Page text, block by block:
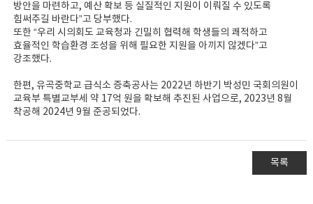
방안을 마련하고, 예산 확보 등 실질적인 지원이 이뤄질 수 있도록
힘써주길 바란다”고 당부했다.
또한 “우리 시의회도 교육청과 긴밀히 협력해 학생들의 쾌적하고
효율적인 학습환경 조성을 위해 필요한 지원을 아끼지 않겠다”고
강조했다.
한편, 유곡중학교 급식소 증축공사는 2022년 하반기 박성민 국회의원이
교육부 특별교부세 약 17억 원을 확보해 추진된 사업으로, 2023년 8월
착공해 2024년 9월 준공되었다.
목록